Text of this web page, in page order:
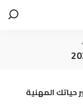
حياتك المهنية